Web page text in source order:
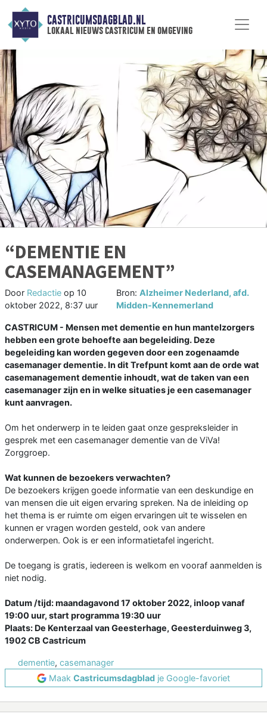
CASTRICUMSDAGBLAD.NL
lokaal nieuws castricum en omgeving
“DEMENTIE EN
CASEMANAGEMENT”
Door Redactie op 10
oktober 2022, 8:37 uur
Bron:Alzheimer Nederland, afd.
Midden-Kennemerland
CASTRICUM - Mensen met dementie en hun mantelzorgers
hebben een grote behoefte aan begeleiding. Deze
begeleiding kan worden gegeven door een zogenaamde
casemanager dementie. In dit Trefpunt komt aan de orde wat
casemanagement dementie inhoudt, wat de taken van een
casemanager zijn en in welke situaties je een casemanager
kunt aanvragen.
Om het onderwerp in te leiden gaat onze gespreksleider in
gesprek met een casemanager dementie van de ViVa!
Zorggroep.
Wat kunnen de bezoekers verwachten?
De bezoekers krijgen goede informatie van een deskundige en
van mensen die uit eigen ervaring spreken. Na de inleiding op
het thema is er ruimte om eigen ervaringen uit te wisselen en
kunnen er vragen worden gesteld, ook van andere
onderwerpen. Ook is er een informatietafel ingericht.
De toegang is gratis, iedereen is welkom en vooraf aanmelden is
niet nodig.
Datum /tijd: maandagavond 17 oktober 2022, inloop vanaf
19:00 uur, start programma 19:30 uur
Plaats: De Kenterzaal van Geesterhage, Geesterduinweg 3,
1902 CB Castricum
dementie, casemanager
Maak Castricumsdagblad je Google-favoriet